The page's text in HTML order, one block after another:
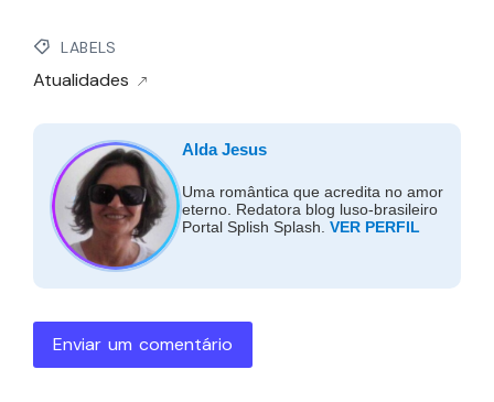
LABELS
Atualidades
Alda Jesus
Uma romântica que acredita no amor
eterno. Redatora blog luso-brasileiro
Portal Splish Splash. VER PERFIL
Enviar um comentário